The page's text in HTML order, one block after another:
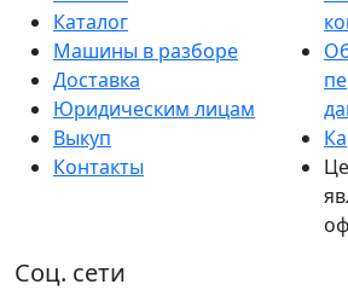
Каталог
Машины в разборе
Доставка
Юридическим лицам
Выкуп
Контакты
Соц. сети